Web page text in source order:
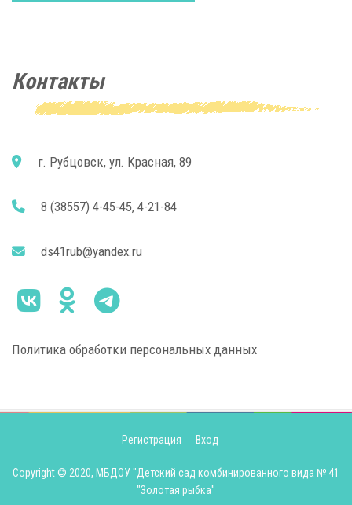
Контакты
г. Рубцовск, ул. Красная, 89
8 (38557) 4-45-45, 4-21-84
ds41rub@yandex.ru
Политика обработки персональных данных
Регистрация Вход
Copyright © 2020, МБДОУ "Детский сад комбинированного вида № 41
"Золотая рыбка"